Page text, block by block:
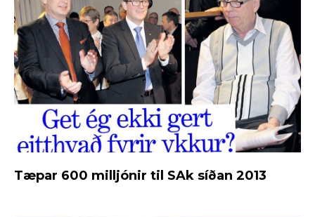
Tæpar 600 milljónir til SAk síðan 2013